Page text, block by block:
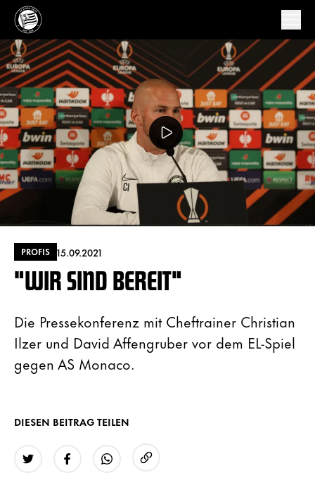
PROFIS 15.09.2021
"WIR SIND BEREIT"
Die Pressekonferenz mit Cheftrainer Christian
Ilzer und David Affengruber vor dem EL-Spiel
gegen AS Monaco.
DIESEN BEITRAG TEILEN